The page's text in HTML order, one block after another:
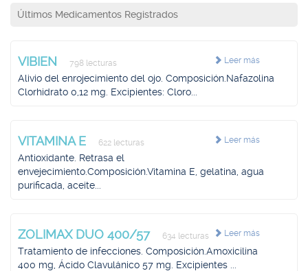
Últimos Medicamentos Registrados
Leer más
VIBIEN 798 lecturas
Alivio del enrojecimiento del ojo. Composición.Nafazolina
Clorhidrato 0,12 mg. Excipientes: Cloro...
Leer más
VITAMINA E 622 lecturas
Antioxidante. Retrasa el
envejecimiento.Composición.Vitamina E, gelatina, agua
purificada, aceite...
Leer más
ZOLIMAX DUO 400/57 634 lecturas
Tratamiento de infecciones. Composición.Amoxicilina
400 mg, Ácido Clavulánico 57 mg. Excipientes ...